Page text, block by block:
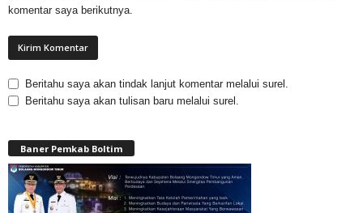
komentar saya berikutnya.
Beritahu saya akan tindak lanjut komentar melalui surel.
Beritahu saya akan tulisan baru melalui surel.
Baner Pemkab Boltim